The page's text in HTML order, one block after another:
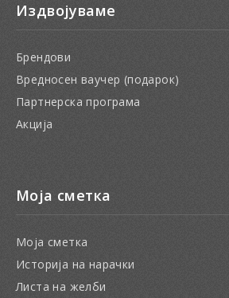
Издвојуваме
Брендови
Вредносен ваучер (подарок)
Партнерска програма
Акција
Моја сметка
Моја сметка
Историја на нарачки
Листа на желби